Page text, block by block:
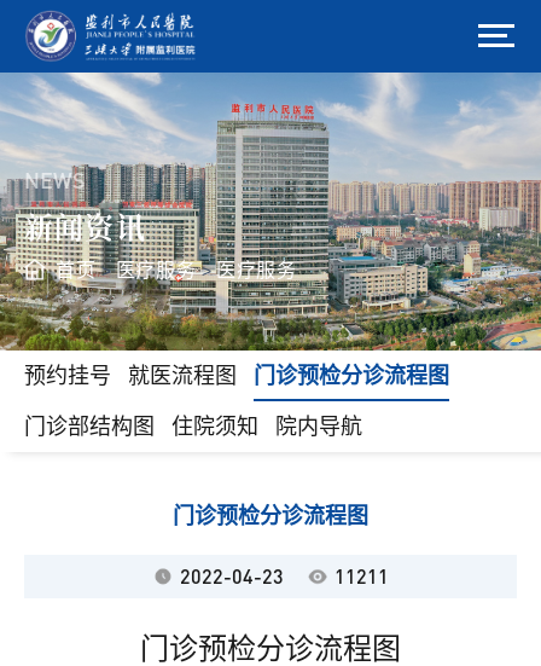
NEWS
新闻资讯
首页>医疗服务>医疗服务
预约挂号 就医流程图 门诊预检分诊流程图
门诊部结构图 住院须知 院内导航
门诊预检分诊流程图
2022-04-23 11211
门诊预检分诊流程图